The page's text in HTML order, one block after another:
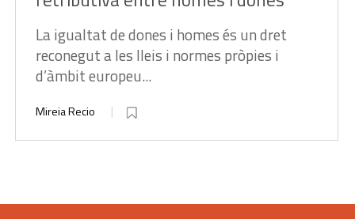
La igualtat de dones i homes és un dret
reconegut a les lleis i normes pròpies i
d’àmbit europeu...
Mireia Recio